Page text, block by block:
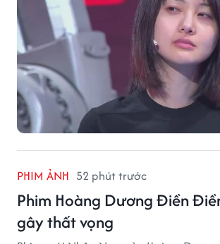
PHIM ẢNH 52 phút trước
Phim Hoàng Dương Điền
gây thất vọng